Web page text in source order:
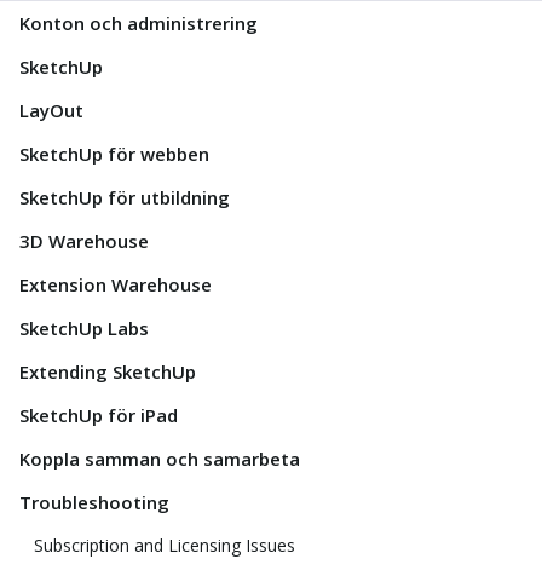
Konton och administrering
SketchUp
LayOut
SketchUp för webben
SketchUp för utbildning
3D Warehouse
Extension Warehouse
SketchUp Labs
Extending SketchUp
SketchUp för iPad
Koppla samman och samarbeta
Troubleshooting
Subscription and Licensing Issues